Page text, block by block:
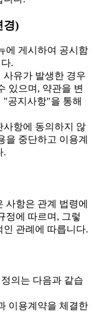
경)
에 게시하여 공시함
.
유가 발생한 경우
있으며, 약관을 변
"공지사항"을 통해
항에 동의하지 않
을 중단하고 이용계
.
사항은 관계 법령에
정에 따르며, 그렇
관례에 따릅니다.
의는 다음과 같습
이용계약을 체결한